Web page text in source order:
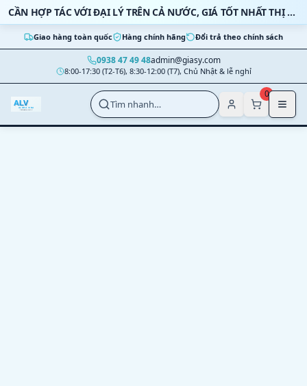
Bỏ qua nội dung CẦN HỢP TÁC VỚI ĐẠI LÝ TRÊN CẢ NƯỚC, GIÁ TỐT NHẤT THỊ TRƯỜNG
Giao hàng toàn quốc Hàng chính hãng Đổi trả theo chính sách
0938 47 49 48admin@giasy.com
8:00-17:30 (T2-T6), 8:30-12:00 (T7), Chủ Nhật & lễ nghỉ
Nhảy tới nội dung chính
Tìm nhanh…
0